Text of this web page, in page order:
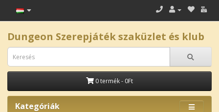
Dungeon Szerepjáték szaküzlet és klub
0 termék - 0Ft
Kategóriák